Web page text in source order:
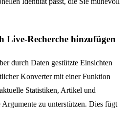
Recherche hinzufügen
durch Daten gestützte Einsichten
Konverter mit einer Funktion
Statistiken, Artikel und
zu unterstützen. Dies fügt